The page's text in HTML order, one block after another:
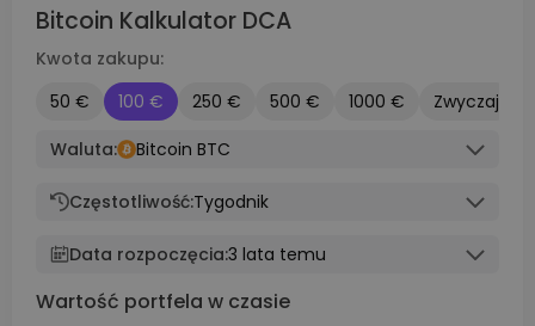
Bitcoin Kalkulator DCA
Kwota zakupu:
50 €
100 € 250 € 500 € 1000 €
Zwyczaj
Waluta:
Bitcoin BTC
Częstotliwość:Tygodnik
Data rozpoczęcia:3 lata temu
Wartość portfela w czasie